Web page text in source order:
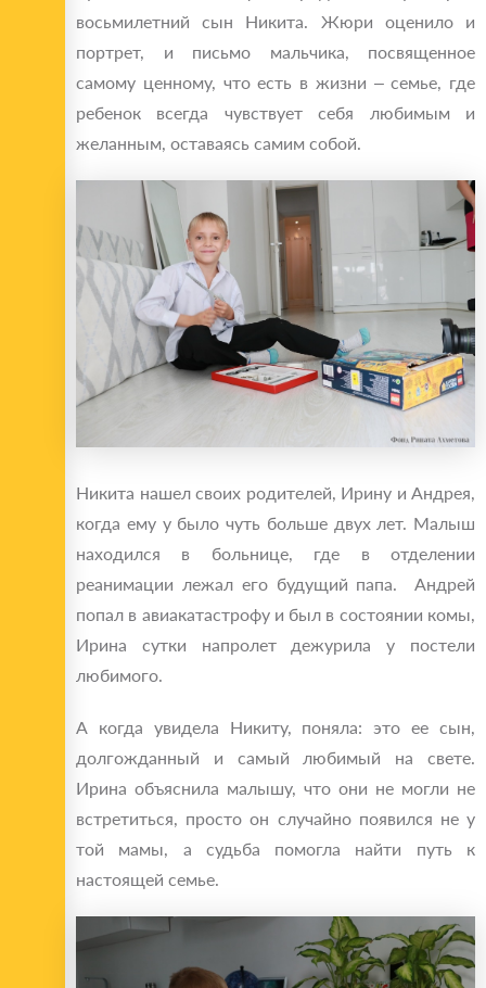
восьмилетний сын Никита. Жюри оценило и
портрет, и письмо мальчика, посвященное
самому ценному, что есть в жизни – семье, где
ребенок всегда чувствует себя любимым и
желанным, оставаясь самим собой.
Никита нашел своих родителей, Ирину и Андрея,
когда ему у было чуть больше двух лет. Малыш
находился в больнице, где в отделении
реанимации лежал его будущий папа. Андрей
попал в авиакатастрофу и был в состоянии комы,
Ирина сутки напролет дежурила у постели
любимого.
А когда увидела Никиту, поняла: это ее сын,
долгожданный и самый любимый на свете.
Ирина объяснила малышу, что они не могли не
встретиться, просто он случайно появился не у
той мамы, а судьба помогла найти путь к
настоящей семье.